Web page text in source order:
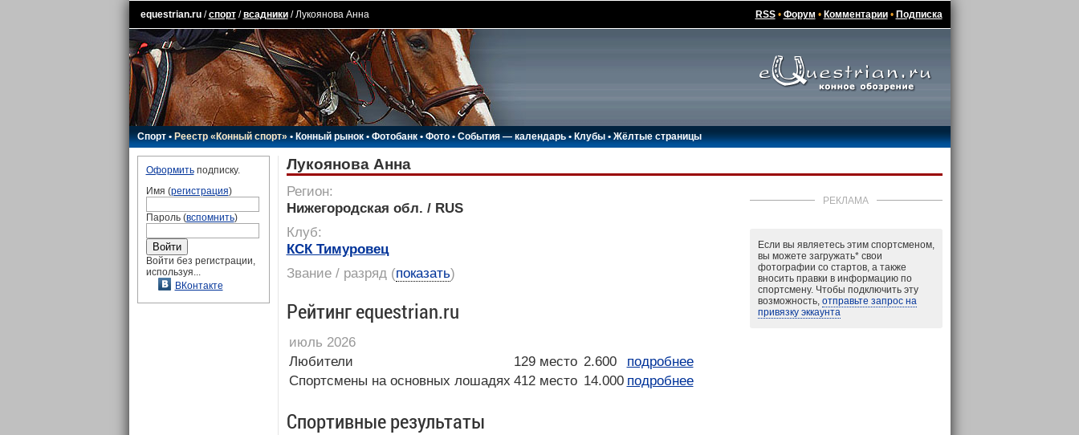
equestrian.ru/спорт/всадники/ Лукоянова Анна RSS• Форум • Комментарии• Подписка
Спорт•Реестр «Конный спорт»•Конный рынок•Фотобанк •Фото•События — календарь•Клубы •Жёлтые страницы
Оформитьподписку.
Имя (регистрация)
Пароль (вспомнить)
Войти без регистрации,
используя...
ВКонтакте
Лукоянова Анна
РЕКЛАМА
Если вы являетесь этим спортсменом,
вы можете загружать*свои
фотографии со стартов, а также
вносить правки в информацию по
спортсмену. Чтобы подключить эту
возможность, отправьте запрос на
привязку эккаунта
Регион:
Нижегородская обл. / RUS
Клуб:
КСК Тимуровец
Звание / разряд(показать)
Рейтинг equestrian.ru
июль 2026
Любители
129 место 2.600
подробнее
Спортсмены на основных лошадях 412 место 14.000 подробнее
Спортивные результаты